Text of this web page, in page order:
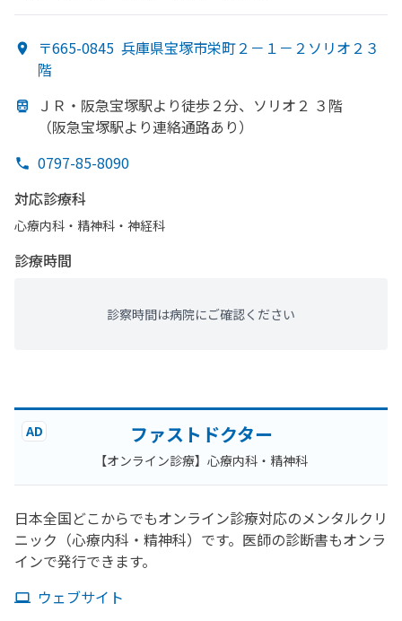
〒665-0845 兵庫県宝塚市栄町２－１－２ソリオ２３
階
ＪＲ・阪急宝塚駅より徒歩２分、 ソリオ２ ３階
（阪急宝塚駅より連絡通路あり）
0797-85-8090
対応診療科
心療内科・​精神科・神経科
診療時間
診察時間は病院にご確認ください
AD ファストドクター
【オンライン診療】心療内科・精神科
日本全国どこからでもオンライン診療対応のメンタルクリ
ニック（心療内科・精神科）です。医師の診断書もオンラ
インで発行できます。
ウェブサイト